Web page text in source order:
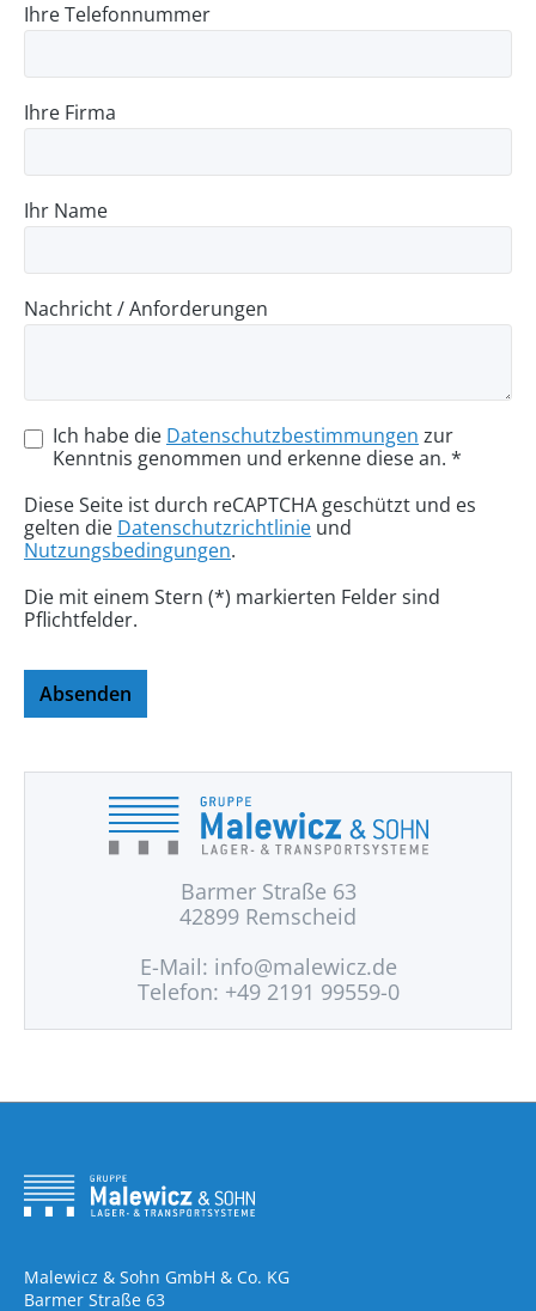
Ihre Telefonnummer
Ihre Firma
Ihr Name
Nachricht / Anforderungen
Ich habe die Datenschutzbestimmungen zur
Kenntnis genommen und erkenne diese an. *
Diese Seite ist durch reCAPTCHA geschützt und es
gelten die Datenschutzrichtlinie und
Nutzungsbedingungen.
Die mit einem Stern (*) markierten Felder sind
Pflichtfelder.
Absenden
Barmer Straße 63
42899 Remscheid
E-Mail: info@malewicz.de
Telefon: +49 2191 99559-0
Malewicz & Sohn GmbH & Co. KG
Barmer Straße 63